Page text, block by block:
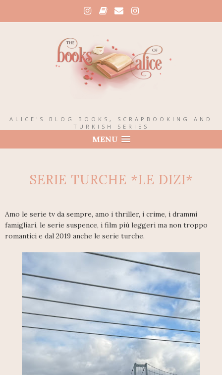
ALICE'S BLOG BOOKS, SCRAPBOOKING AND
TURKISH SERIES
MENU
SERIE TURCHE *LE DIZI*
Amo le serie tv da sempre, amo i thriller, i crime, i drammi
famigliari, le serie suspence, i film più leggeri ma non troppo
romantici e dal 2019 anche le serie turche.